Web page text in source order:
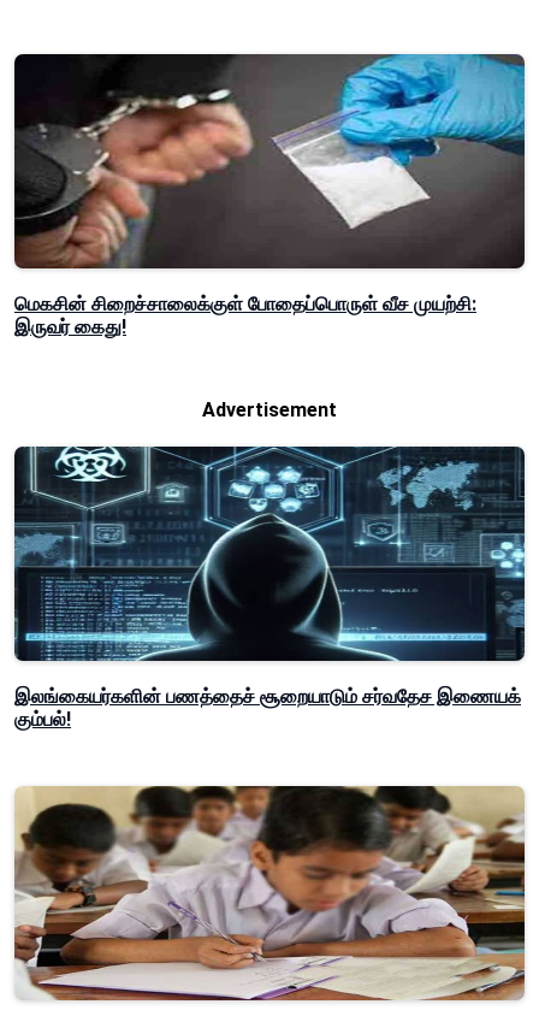
மெகசின் சிறைச்சாலைக்குள் போதைப்பொருள் வீச முயற்சி:
இருவர் கைது!
Advertisement
இலங்கையர்களின் பணத்தைச் சூறையாடும் சர்வதேச இணையக்
கும்பல்!